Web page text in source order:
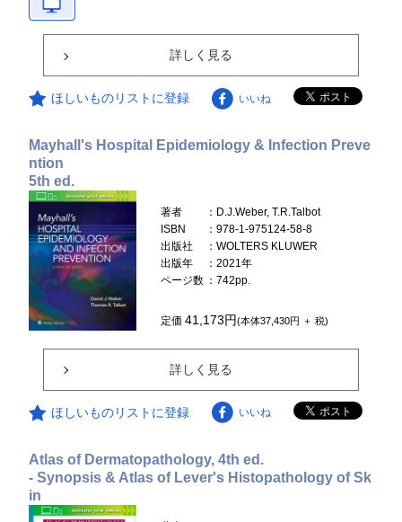
詳しく見る
ほしいものリストに登録 いいね
Mayhall's Hospital Epidemiology & Infection Preve
ntion
5th ed.
著者
：D.J.Weber, T.R.Talbot
ISBN
：978-1-975124-58-8
出版社
：WOLTERS KLUWER
出版年
：2021年
ページ数 ：742pp.
定価41,173円(本体37,430円 ＋ 税)
詳しく見る
ほしいものリストに登録 いいね
Atlas of Dermatopathology, 4th ed.
- Synopsis & Atlas of Lever's Histopathology of Sk
in